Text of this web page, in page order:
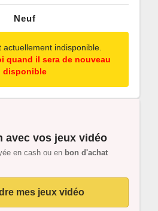
Neuf
indisponible.
quand il sera de nouveau
disponible
avec vos jeux vidéo
en cash ou en bon d'achat
mes jeux vidéo